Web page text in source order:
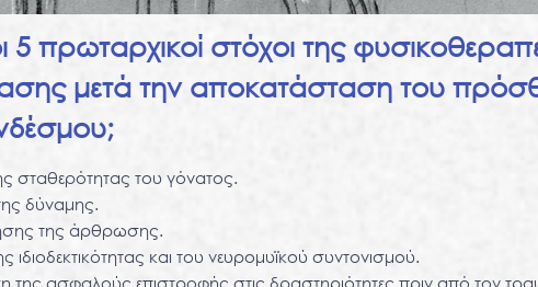
5 πρωταρχικοί στόχοι της
μετά την αποκατάσταση του
σταθερότητας του γόνατος.
δύναμης.
της άρθρωσης.
ιδιοδεκτικότητας και του νευρομυϊκού συντονισμού.
της ασφαλούς επιστροφής στις δραστηριότητες πριν από τον